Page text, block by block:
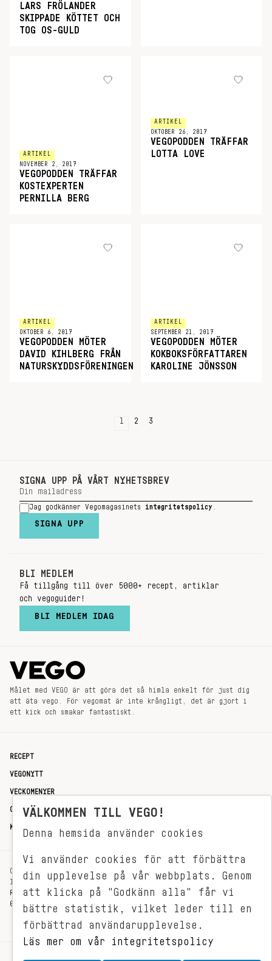
LARS FRÖLANDER
SKIPPADE KÖTTET OCH
TOG OS-GULD
ARTIKEL
NOVEMBER 2, 2017
VEGOPODDEN TRÄFFAR
KOSTEXPERTEN
PERNILLA BERG
ARTIKEL
OKTOBER 26, 2017
VEGOPODDEN TRÄFFAR
LOTTA LOVE
ARTIKEL
OKTOBER 6, 2017
VEGOPODDEN MÖTER
DAVID KIHLBERG FRÅN
NATURSKYDDSFÖRENINGEN
ARTIKEL
SEPTEMBER 21, 2017
VEGOPODDEN MÖTER
KOKBOKSFÖRFATTAREN
KAROLINE JÖNSSON
1 2 3
SIGNA UPP PÅ VÅRT NYHETSBREV
Jag godkänner Vegomagasinets integritetspolicy
SIGNA UPP
BLI MEDLEM
Få tillgång till över 5000+ recept, artiklar
och vegoguider!
BLI MEDLEM IDAG
Målet med VEGO är att göra det så himla enkelt för just dig
att äta vego. För vegomat är inte krångligt, det är gjort i
ett kick och smakar fantastiskt.
RECEPT
VEGONYTT
VECKOMENYER
OM OSS
KONTAKT
OXENSTIERNSGATAN 33
114 27 STOCKHOLM
REDAKTIONEN@VEGOMAGASINET.SE
08-799 62 01
VÄLKOMMEN TILL VEGO!
Denna hemsida använder cookies
Vi använder cookies för att förbättra
din upplevelse på vår webbplats. Genom
att klicka på "Godkänn alla" får vi
bättre statistik, vilket leder till en
förbättrad användarupplevelse.
Läs mer om vår integritetspolicy